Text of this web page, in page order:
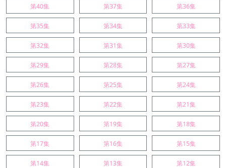
第40集 第37集 第36集
第35集 第34集 第33集
第32集 第31集 第30集
第29集 第28集 第27集
第26集 第25集 第24集
第23集 第22集 第21集
第20集 第19集 第18集
第17集 第16集 第15集
第14集 第13集 第12集